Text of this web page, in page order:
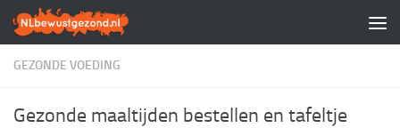
Doorgaan naar inhoud
GEZONDE VOEDING
Gezonde maaltijden bestellen en tafeltje